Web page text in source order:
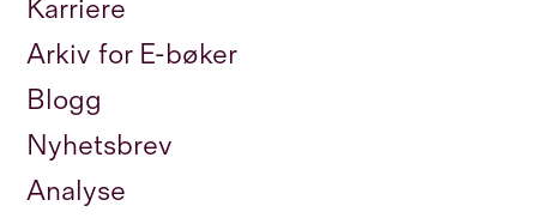
Karriere
Arkiv for E-bøker
Blogg
Nyhetsbrev
Analyse